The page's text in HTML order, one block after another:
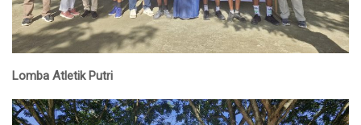
Lomba Atletik Putri